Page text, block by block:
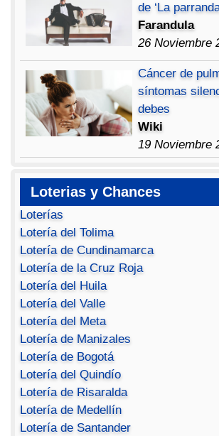
de ‘La
Farandula
26 Noviembre
Cáncer de
síntomas
debes
Wiki
19 Noviembre
Loterias y Chances
Loterías
Lotería del Tolima
Lotería de Cundinamarca
Lotería de la Cruz Roja
Lotería del Huila
Lotería del Valle
Lotería del Meta
Lotería de Manizales
Lotería de Bogotá
Lotería del Quindío
Lotería de Risaralda
Lotería de Medellín
Lotería de Santander